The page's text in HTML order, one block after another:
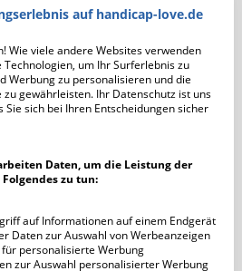
auf handicap-love.de
Wie viele andere Websites verwenden
um Ihr Surferlebnis zu
Werbung zu personalisieren und die
gewährleisten. Ihr Datenschutz ist uns
sich bei Ihren Entscheidungen sicher
Daten, um die Leistung der
zu tun:
auf Informationen auf einem Endgerät
Daten zur Auswahl von Werbeanzeigen
personalisierte Werbung
zur Auswahl personalisierter Werbung
Kino
Ich höre alles !
sit amet, consetetur
diam nonumy. Lorem
consetetur sadipscing